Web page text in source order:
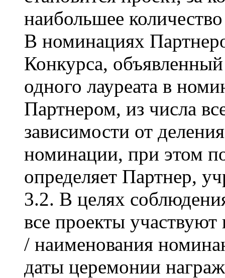
наибольшее
В номинациях
Конкурса,
одного лауреата в
Партнером, из числа
зависимости от
номинации, при этом
определяет Партнер,
3.2. В целях
все проекты
/ наименования
даты церемонии